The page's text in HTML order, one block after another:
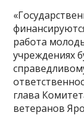
работа
учреждениях
глава
ветеранов